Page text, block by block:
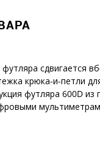
сдвигается
крюка-и-петли
футляра 600D